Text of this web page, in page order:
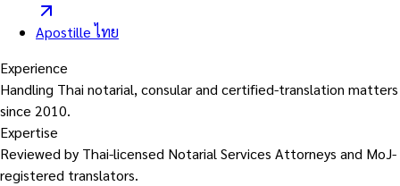
Apostille ไทย
Experience
Handling Thai notarial, consular and certified-translation matters
since 2010.
Expertise
Reviewed by Thai-licensed Notarial Services Attorneys and MoJ-
registered translators.